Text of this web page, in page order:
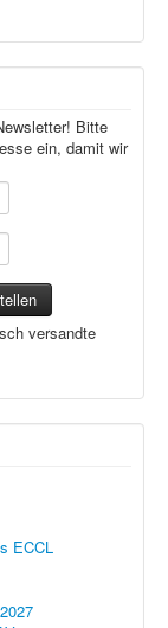
Bitte
ein, damit wir
versandte
ECCL